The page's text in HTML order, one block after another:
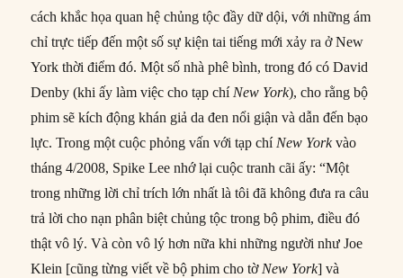
cách khắc họa quan hệ chủng tộc đầy dữ dội, với những ám
chỉ trực tiếp đến một số sự kiện tai tiếng mới xảy ra ở New
York thời điểm đó. Một số nhà phê bình, trong đó có David
Denby (khi ấy làm việc cho tạp chí New York), cho rằng bộ
phim sẽ kích động khán giả da đen nổi giận và dẫn đến bạo
lực. Trong một cuộc phỏng vấn với tạp chí New Yorkvào
tháng 4/2008, Spike Lee nhớ lại cuộc tranh cãi ấy: “Một
trong những lời chỉ trích lớn nhất là tôi đã không đưa ra câu
trả lời cho nạn phân biệt chủng tộc trong bộ phim, điều đó
thật vô lý. Và còn vô lý hơn nữa khi những người như Joe
Klein [cũng từng viết về bộ phim cho tờ New York] và